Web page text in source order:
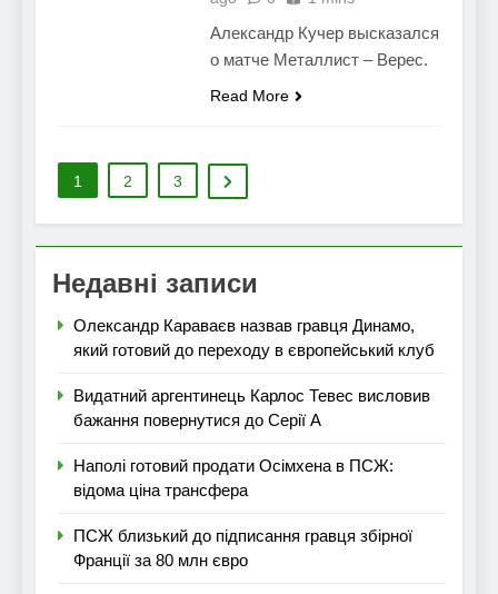
Александр Кучер высказался
о матче Металлист – Верес.
Read More
1 2 3
Недавні записи
Олександр Караваєв назвав гравця Динамо,
який готовий до переходу в європейський клуб
Видатний аргентинець Карлос Тевес висловив
бажання повернутися до Серії А
Наполі готовий продати Осімхена в ПСЖ:
відома ціна трансфера
ПСЖ близький до підписання гравця збірної
Франції за 80 млн євро